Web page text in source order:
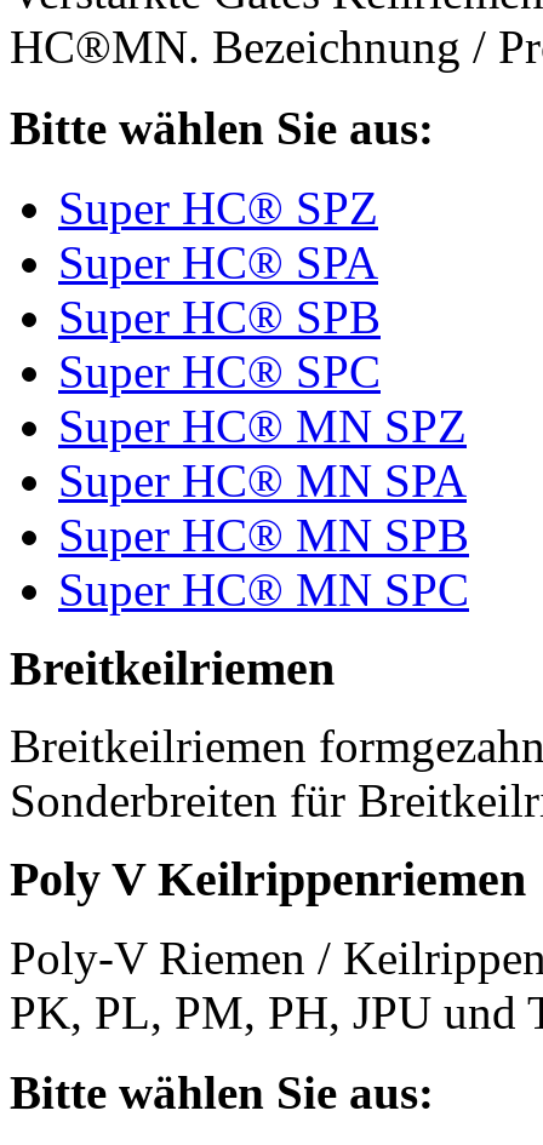
HC®MN. Bezeichnung /
Bitte wählen Sie aus:
Super HC® SPZ
Super HC® SPA
Super HC® SPB
Super HC® SPC
Super HC® MN SPZ
Super HC® MN SPA
Super HC® MN SPB
Super HC® MN SPC
Breitkeilriemen
Breitkeilriemen
Sonderbreiten für
Poly V Keilrippenriemen
Poly-V Riemen /
PK, PL, PM, PH, JPU und
Bitte wählen Sie aus: